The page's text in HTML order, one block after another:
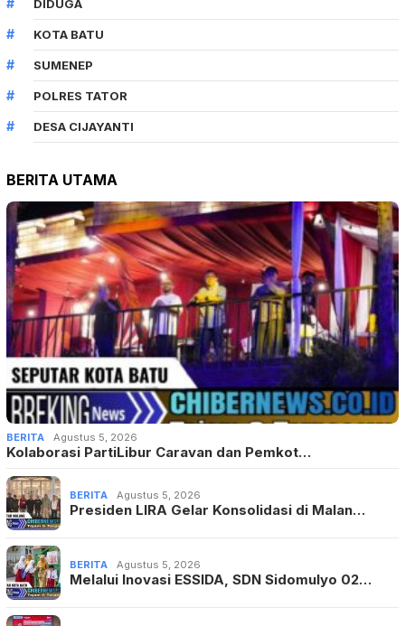
DIDUGA
KOTA BATU
SUMENEP
POLRES TATOR
DESA CIJAYANTI
BERITA UTAMA
BERITA Agustus 5, 2026
Kolaborasi PartiLibur Caravan dan Pemkot…
BERITA Agustus 5, 2026
Presiden LIRA Gelar Konsolidasi di Malan…
BERITA Agustus 5, 2026
Melalui Inovasi ESSIDA, SDN Sidomulyo 02…